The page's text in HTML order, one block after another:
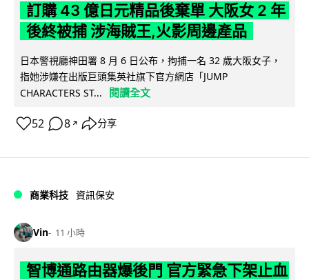
訂購 43 億日元精品後棄單 大阪女 2 年
後終被捕 涉海賊王,火影周邊產品
日本警視廳神田署 8 月 6 日公布，拘捕一名 32 歲大阪女子，
指她涉嫌在出版巨頭集英社旗下官方網店「JUMP
CHARACTERS ST...
閱讀全文
52 8 ↗ 分享
商業科技 資訊保安
Vin 11 小時
智博通路由器爆後門 官方緊急下架止血